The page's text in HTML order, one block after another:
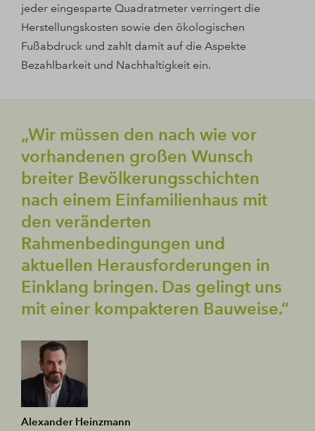
jeder eingesparte Quadratmeter verringert die
Herstellungskosten sowie den ökologischen
Fußabdruck und zahlt damit auf die Aspekte
Bezahlbarkeit und Nachhaltigkeit ein.
„Wir müssen den nach wie vor
vorhandenen großen Wunsch
breiter Bevölkerungsschichten
nach einem Einfamilienhaus mit
den veränderten
Rahmenbedingungen und
aktuellen Herausforderungen in
Einklang bringen. Das gelingt uns
mit einer kompakteren Bauweise.“
Alexander Heinzmann